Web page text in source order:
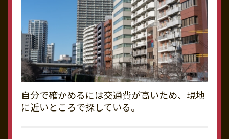
自分で確かめるには交通費が高いため、現地
に近いところで探している。